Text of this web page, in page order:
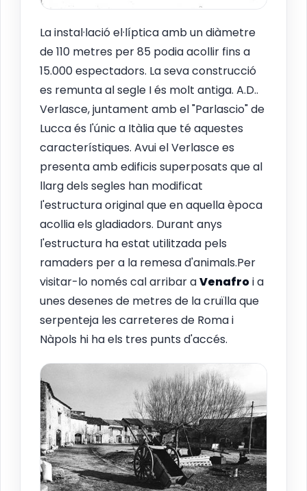
La instal·lació el·líptica amb un diàmetre
de 110 metres per 85 podia acollir fins a
15.000 espectadors. La seva construcció
es remunta al segle I és molt antiga. A.D..
Verlasce, juntament amb el "Parlascio" de
Lucca és l'únic a Itàlia que té aquestes
característiques. Avui el Verlasce es
presenta amb edificis superposats que al
llarg dels segles han modificat
l'estructura original que en aquella època
acollia els gladiadors. Durant anys
l'estructura ha estat utilitzada pels
ramaders per a la remesa d'animals.Per
visitar-lo només cal arribar aVenafroi a
unes desenes de metres de la cruïlla que
serpenteja les carreteres de Roma i
Nàpols hi ha els tres punts d'accés.